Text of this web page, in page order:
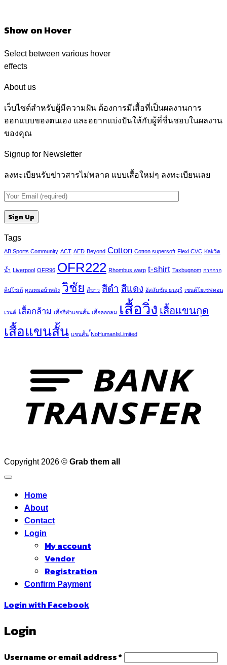
Show on Hover
Select between various hover
effects
About us
เว็บไซต์สำหรับผู้มีความฝัน ต้องการมีเสื้อที่เป็นผลงานการ
ออกแบบของตนเอง และอยากแบ่งปันให้กับผู้ที่ชื่นชอบในผลงาน
ของคุณ
Signup for Newsletter
ลงทะเบียนรับข่าวสารไม่พลาด แบบเสื้อใหม่ๆ ลงทะเบียนเลย
Tags
AB Sports Community ACT AED Beyond Cotton Cotton supersoft Flexi CVC Kakวิด
น้ำ Liverpool OFR96 OFR222 Rhombus warp t-shirt Taxbugnom กากกาก
คีปโชเก้ คุณหมอบ้าพลัง วิชัย สีขาว สีดำ สีแดง อัสสัมชัญ ธนบุรี เซนต์โยเซฟคอน
เวนต์ เสื้อกล้าม เสื้อกีฬาแขนสั้น เสื้อคอกลม เสื้อวิ่ง เสื้อแขนกุด
เสื้อแขนสั้น แขนสั้น ์์NoHumanIsLimited
Copyright 2026 © Grab them all
Home
About
Contact
Login
My account
Vendor
Registration
Confirm Payment
Login with Facebook
Login
Username or email address* Required